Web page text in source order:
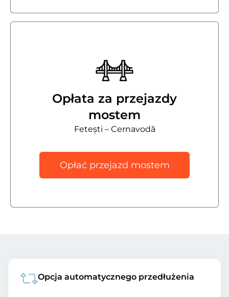
Opłata za przejazdy
mostem
Fetești – Cernavodă
Opłać przejazd mostem
Opcja automatycznego przedłużenia